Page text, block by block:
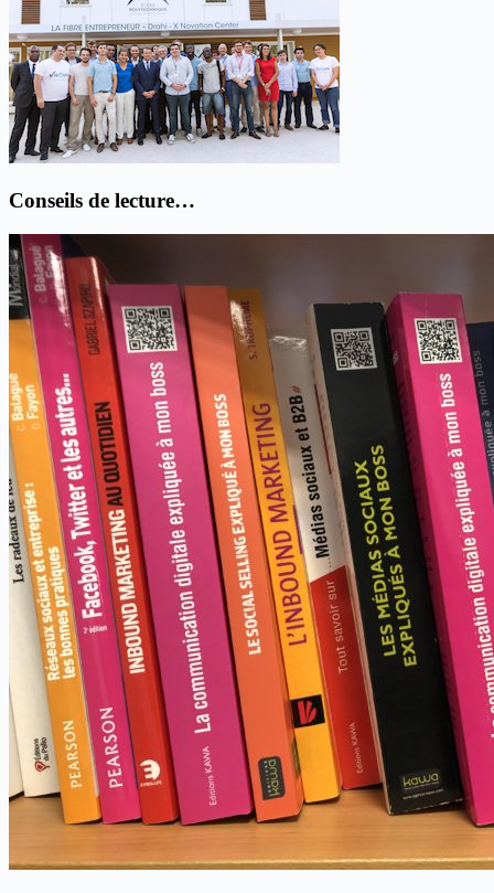
Conseils de lecture…